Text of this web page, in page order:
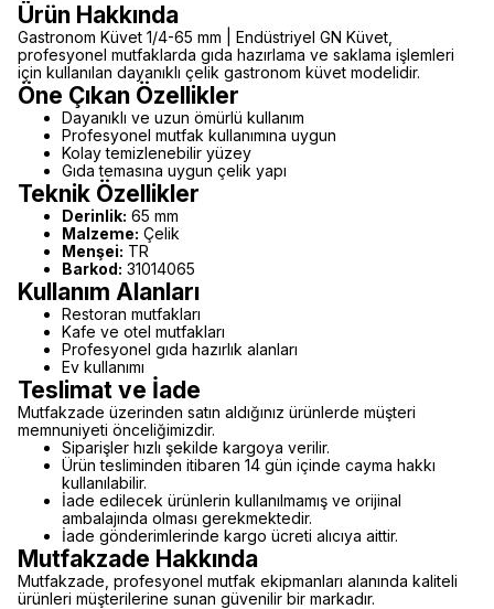
Ürün Hakkında
Gastronom Küvet 1/4-65 mm | Endüstriyel GN Küvet,
profesyonel mutfaklarda gıda hazırlama ve saklama işlemleri
için kullanılan dayanıklı çelik gastronom küvet modelidir.
Öne Çıkan Özellikler
Dayanıklı ve uzun ömürlü kullanım
Profesyonel mutfak kullanımına uygun
Kolay temizlenebilir yüzey
Gıda temasına uygun çelik yapı
Teknik Özellikler
Derinlik: 65 mm
Malzeme: Çelik
Menşei: TR
Barkod: 31014065
Kullanım Alanları
Restoran mutfakları
Kafe ve otel mutfakları
Profesyonel gıda hazırlık alanları
Ev kullanımı
Teslimat ve İade
Mutfakzade üzerinden satın aldığınız ürünlerde müşteri
memnuniyeti önceliğimizdir.
Siparişler hızlı şekilde kargoya verilir.
Ürün tesliminden itibaren 14 gün içinde cayma hakkı
kullanılabilir.
İade edilecek ürünlerin kullanılmamış ve orijinal
ambalajında olması gerekmektedir.
İade gönderimlerinde kargo ücreti alıcıya aittir.
Mutfakzade Hakkında
Mutfakzade, profesyonel mutfak ekipmanları alanında kaliteli
ürünleri müşterilerine sunan güvenilir bir markadır.